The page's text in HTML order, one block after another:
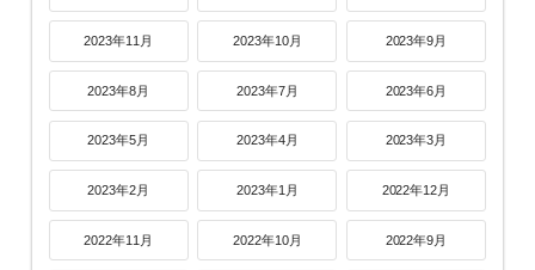
2023年11月 2023年10月 2023年9月
2023年8月 2023年7月 2023年6月
2023年5月 2023年4月 2023年3月
2023年2月 2023年1月 2022年12月
2022年11月 2022年10月 2022年9月